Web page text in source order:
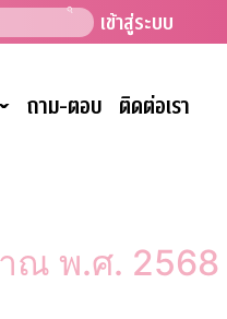
เข้าสู่ระบบ
ถาม-ตอบ ติดต่อเรา
ณ พ.ศ. 2568